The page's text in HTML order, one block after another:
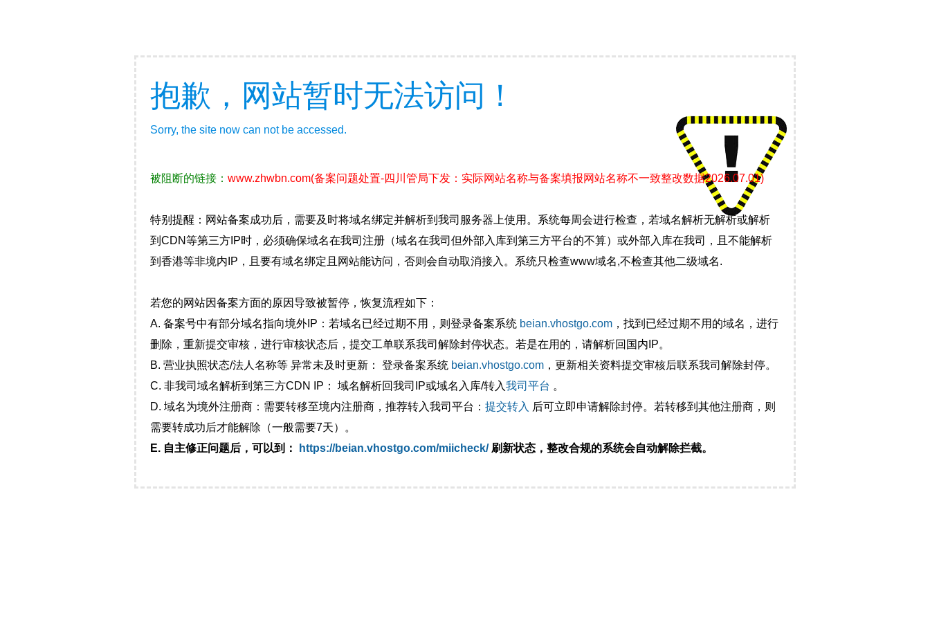
抱歉，网站暂时无法访问！
Sorry, the site now can not be accessed.
被阻断的链接： www.zhwbn.com(备案问题处置-四川管局下发：实际网站名称与备案填报网站名称不一致整改数据2026.07.01)
特别提醒：网站备案成功后，需要及时将域名绑定并解析到我司服务器上使用。系统每周会进行检查，若域名解析无解析或解析
到CDN等第三方IP时，必须确保域名在我司注册（域名在我司但外部入库到第三方平台的不算）或外部入库在我司，且不能解析
到香港等非境内IP，且要有域名绑定且网站能访问，否则会自动取消接入。系统只检查www域名,不检查其他二级域名.
若您的网站因备案方面的原因导致被暂停，恢复流程如下：
A. 备案号中有部分域名指向境外IP：若域名已经过期不用，则登录备案系统 beian.vhostgo.com ，找到已经过期不用的域名，进行
删除，重新提交审核，进行审核状态后，提交工单联系我司解除封停状态。若是在用的，请解析回国内IP。
B. 营业执照状态/法人名称等 异常未及时更新： 登录备案系统 beian.vhostgo.com ，更新相关资料提交审核后联系我司解除封停。
C. 非我司域名解析到第三方CDN IP： 域名解析回我司IP或域名入库/转入我司平台 。
D. 域名为境外注册商：需要转移至境内注册商，推荐转入我司平台： 提交转入 后可立即申请解除封停。若转移到其他注册商，则
需要转成功后才能解除（一般需要7天）。
E. 自主修正问题后，可以到：
https://beian.vhostgo.com/miicheck/刷新状态，整改合规的系统会自动解除拦截。